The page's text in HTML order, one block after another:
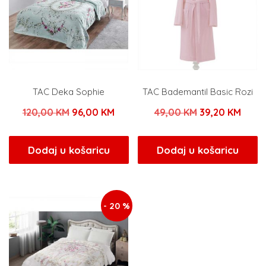
TAC Deka Sophie
120,00KM Izvorna
bila
je:
96,00 KMTrenutna
96,00 KM.
Dodaj u košaricu
TAC Bademantil Basic Rozi
49,00KM Izvorna
bila
je:
39,20 KM
Dodaj u košaricu
- 20 %